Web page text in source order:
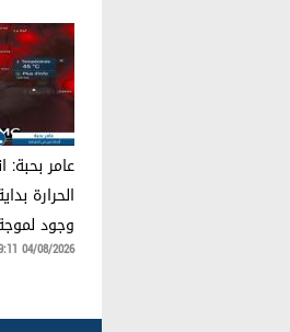
عامر
الحرارة
وجود
04/08/2026 09:11